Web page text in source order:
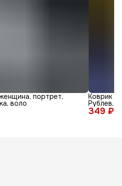
портрет,
воло
349 ₽
Коврик
Рублев,